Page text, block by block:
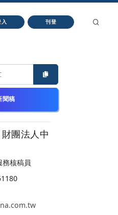
入 刊登
聞稿
團法人中
核稿員